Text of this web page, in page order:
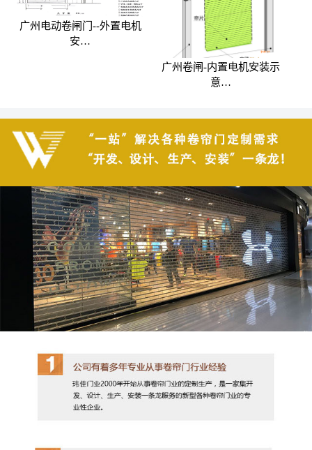
广州电动卷闸门--外置电机
安…
广州卷闸-内置电机安装示
意…